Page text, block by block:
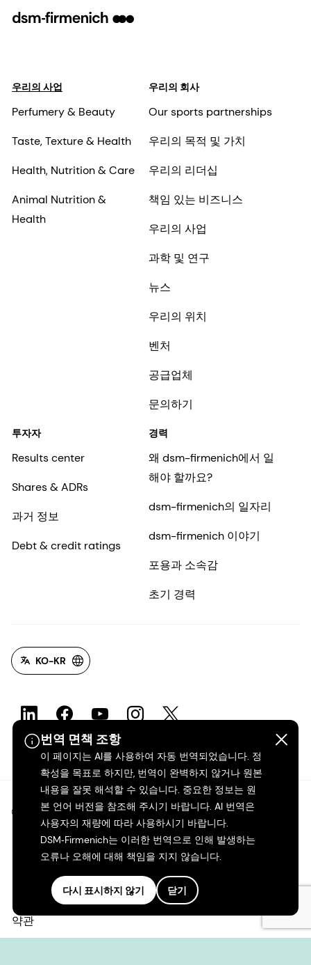
번역 면책 조항
이 페이지는 AI를 사용하여 자동 번역되었습니다. 정
확성을 목표로 하지만, 번역이 완벽하지 않거나 원본
내용을 잘못 해석할 수 있습니다. 중요한 정보는 원
본 언어 버전을 참조해 주시기 바랍니다. AI 번역은
사용자의 재량에 따라 사용하시기 바랍니다.
DSM‑Firmenich는 이러한 번역으로 인해 발생하는
오류나 오해에 대해 책임을 지지 않습니다.
다시 표시하지 않기 닫기
우리의 사업
Perfumery & Beauty
Taste, Texture & Health
Health, Nutrition & Care
Animal Nutrition &
Health
우리의 회사
Our sports partnerships
우리의 목적 및 가치
우리의 리더십
책임 있는 비즈니스
우리의 사업
과학 및 연구
뉴스
우리의 위치
벤처
공급업체
문의하기
투자자
Results center
Shares & ADRs
과거 정보
Debt & credit ratings
경력
왜 dsm-firmenich에서 일
해야 할까요?
dsm-firmenich의 일자리
dsm-firmenich 이야기
포용과 소속감
초기 경력
KO-KR
©2026 dsm-firmenich. 모든 권리 보유.
개인정보 보호 고지
이용 약관
약관